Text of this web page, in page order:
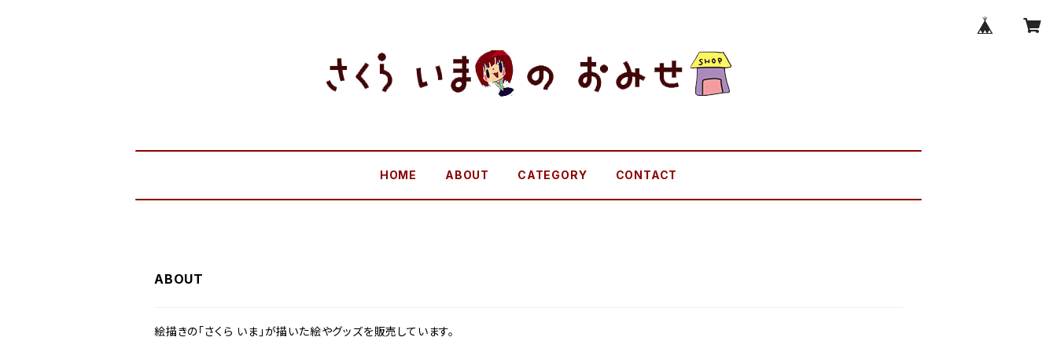
HOME ABOUT CATEGORY CONTACT
ABOUT
絵描きの「さくら いま」が描いた絵やグッズを販売しています。